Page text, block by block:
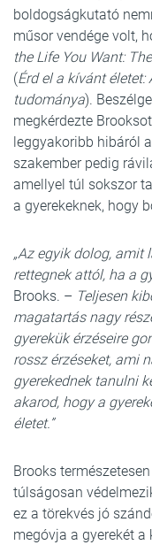
boldogságkutató
műsor vendége volt,
the Life You Want:
(Érd el a kívánt
tudománya).
megkérdezte
leggyakoribb hibáról a
szakember pedig
amellyel túl sokszor
a gyerekeknek, hogy
„Az egyik dolog,
rettegnek attól, ha a
Brooks. – Teljesen
magatartás nagy
gyerekük érzéseire
rossz érzéseket, ami
gyerekednek tanulni
akarod, hogy a
életet.”
Brooks
túlságosan
ez a törekvés jó
megóvja a gyerekét